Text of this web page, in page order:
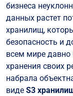
бизнеса
данных растет
хранилищ,
безопасность и
всем мире давно
хранения своих
набрала
виде S3